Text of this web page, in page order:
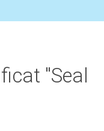
"Seal